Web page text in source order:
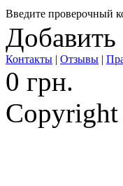
Введите проверочный
Добавить
Контакты | Отзывы |
0 грн.